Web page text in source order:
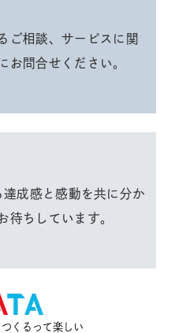
ご相談、サービスに関
お問合せください。
達成感と感動を共に分か
待ちしています。
くるって楽しい